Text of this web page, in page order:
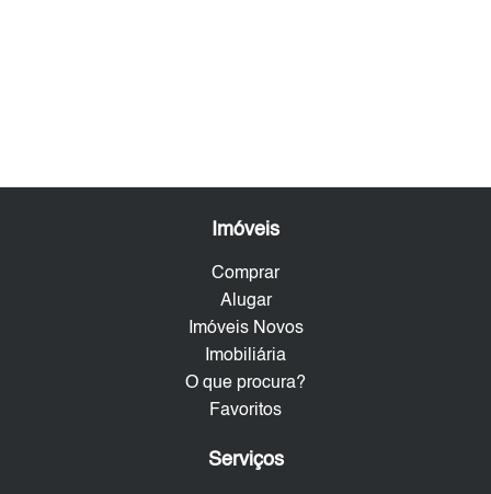
Imóveis
Comprar
Alugar
Imóveis Novos
Imobiliária
O que procura?
Favoritos
Serviços